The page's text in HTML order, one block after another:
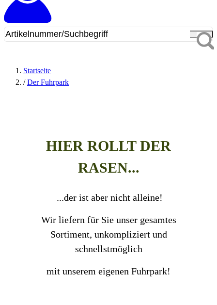
Startseite
/ Der Fuhrpark
HIER ROLLT DER
RASEN...
...der ist aber nicht alleine!
Wir liefern für Sie unser gesamtes
Sortiment, unkompliziert und
schnellstmöglich
mit unserem eigenen Fuhrpark!